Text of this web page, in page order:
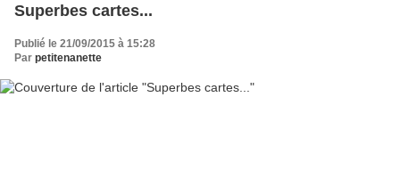
Superbes cartes...
Publié le 21/09/2015 à 15:28
Par petitenanette